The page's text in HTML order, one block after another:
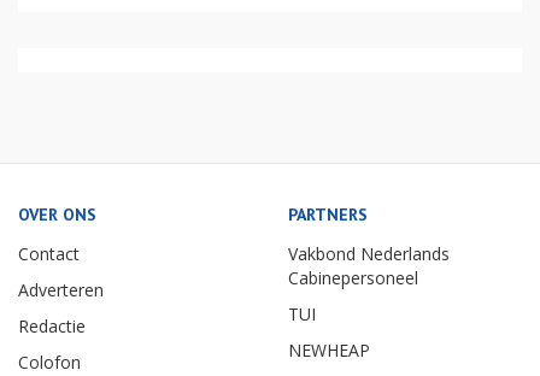
OVER ONS
Contact
Adverteren
Redactie
Colofon
PARTNERS
Vakbond Nederlands
Cabinepersoneel
TUI
NEWHEAP